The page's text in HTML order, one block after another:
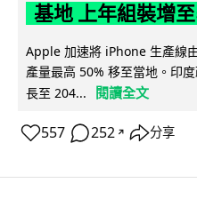
基地 上年組裝增
Apple 加速將 iPhone 生產線
產量最高 50% 移至當地。印
長至 204...
閱讀全文
557 252 ↗ 分享